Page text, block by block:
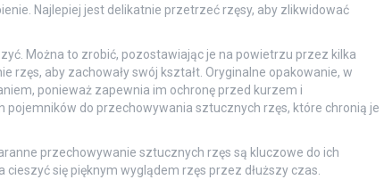
Najlepiej jest delikatnie przetrzeć rzęsy, aby zlikwidować
Można to zrobić, pozostawiając je na powietrzu przez kilka
aby zachowały swój kształt. Oryginalne opakowanie, w
ponieważ zapewnia im ochronę przed kurzem i
do przechowywania sztucznych rzęs, które chronią je
przechowywanie sztucznych rzęs są kluczowe do ich
się pięknym wyglądem rzęs przez dłuższy czas.